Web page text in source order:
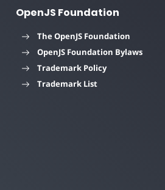
OpenJS Foundation
The OpenJS Foundation
OpenJS Foundation Bylaws
Trademark Policy
Trademark List